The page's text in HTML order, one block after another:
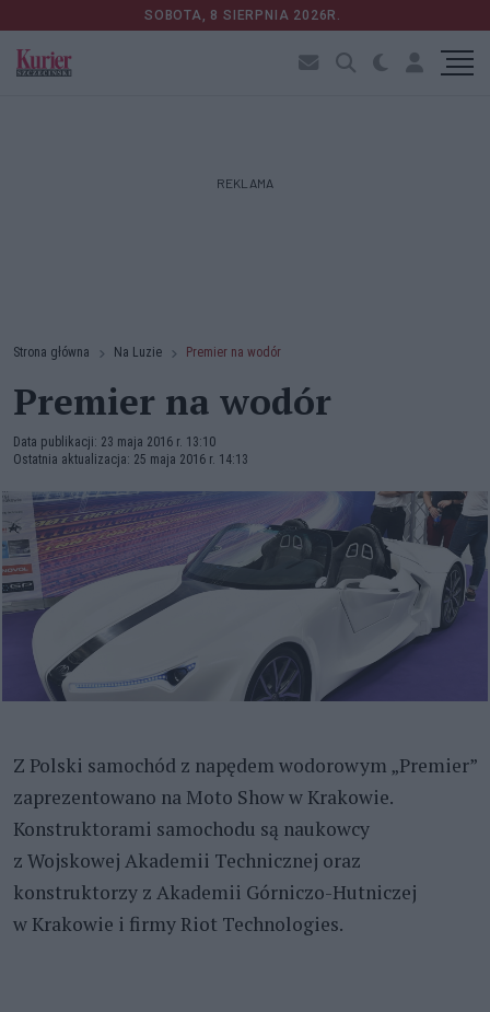
SOBOTA, 8 SIERPNIA 2026R.
REKLAMA
Strona główna Na Luzie Premier na wodór
Premier na wodór
Data publikacji: 23 maja 2016 r. 13:10
Ostatnia aktualizacja: 25 maja 2016 r. 14:13
Z Polski samochód z napędem wodorowym „Premier”
zaprezentowano na Moto Show w Krakowie.
Konstruktorami samochodu są naukowcy
z Wojskowej Akademii Technicznej oraz
konstruktorzy z Akademii Górniczo-Hutniczej
w Krakowie i firmy Riot Technologies.